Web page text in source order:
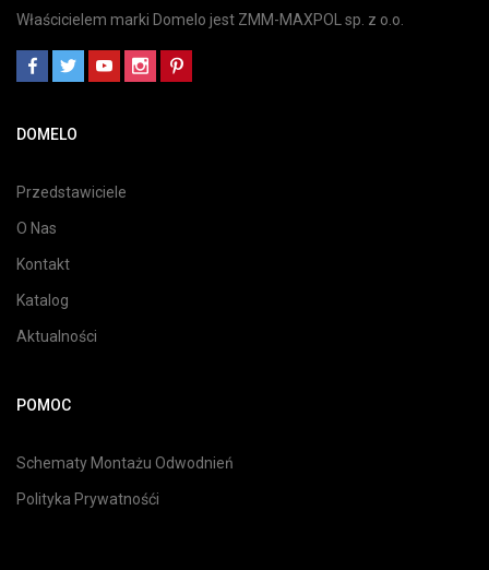
Właścicielem marki Domelo jest ZMM-MAXPOL sp. z o.o.
DOMELO
Przedstawiciele
O Nas
Kontakt
Katalog
Aktualności
POMOC
Schematy Montażu Odwodnień
Polityka Prywatnośći